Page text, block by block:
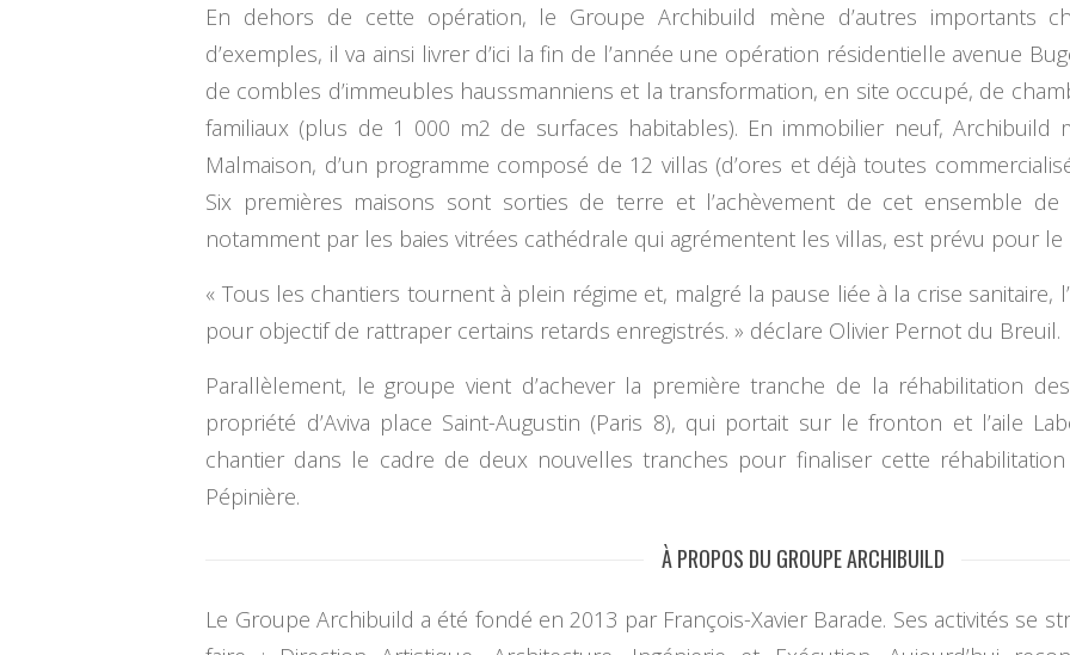
En dehors de cette opération, le Groupe Archibuild mène d’autres importants
d’exemples, il va ainsi livrer d’ici la fin de l’année une opération résidentielle avenue
de combles d’immeubles haussmanniens et la transformation, en site occupé, de
familiaux (plus de 1 000 m2 de surfaces habitables). En immobilier neuf, Archibuild
Malmaison, d’un programme composé de 12 villas (d’ores et déjà toutes
Six premières maisons sont sorties de terre et l’achèvement de cet ensemble
notamment par les baies vitrées cathédrale qui agrémentent les villas, est prévu pour
« Tous les chantiers tournent à plein régime et, malgré la pause liée à la crise sanitaire,
pour objectif de rattraper certains retards enregistrés. » déclare Olivier Pernot du Breuil.
Parallèlement, le groupe vient d’achever la première tranche de la réhabilitation
propriété d’Aviva place Saint-Augustin (Paris 8), qui portait sur le fronton et l’aile
chantier dans le cadre de deux nouvelles tranches pour finaliser cette réhabilitation
Pépinière.
À PROPOS DU GROUPE ARCHIBUILD
Le Groupe Archibuild a été fondé en 2013 par François-Xavier Barade. Ses activités se